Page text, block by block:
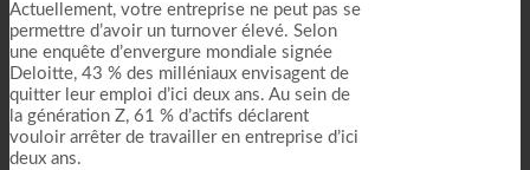
Actuellement, votre entreprise ne peut pas se
permettre d’avoir un turnover élevé. Selon
une enquête d’envergure mondiale signée
Deloitte, 43 % des milléniaux envisagent de
quitter leur emploi d’ici deux ans. Au sein de
la génération Z, 61 % d’actifs déclarent
vouloir arrêter de travailler en entreprise d’ici
deux ans.